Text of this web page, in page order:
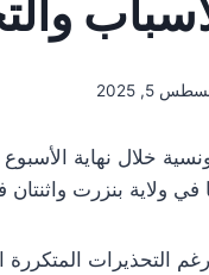
5, 2025
خلال نهاية
في ولاية بنزرت
التحذيرات